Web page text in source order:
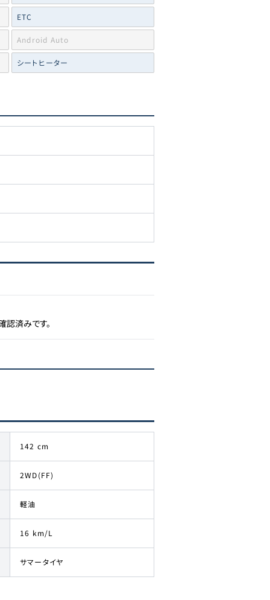
ETC
Android Auto
シートヒーター
済みです。
142 cm
2WD(FF)
軽油
16 km/L
サマータイヤ